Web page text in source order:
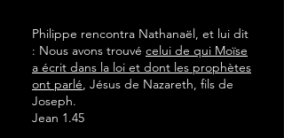
Philippe rencontra Nathanaël, et lui dit
: Nous avons trouvé celui de qui Moïse
a écrit dans la loi et dont les prophètes
ont parlé, Jésus de Nazareth, fils de
Joseph.
Jean 1.45